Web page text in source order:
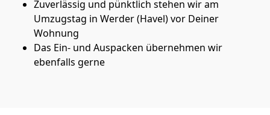
Zuverlässig und pünktlich stehen wir am
Umzugstag in Werder (Havel) vor Deiner
Wohnung
Das Ein- und Auspacken übernehmen wir
ebenfalls gerne